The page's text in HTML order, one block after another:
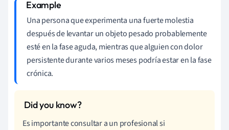
Una persona que experimenta una fuerte molestia
después de levantar un objeto pesado probablemente
esté en la fase aguda, mientras que alguien con dolor
persistente durante varios meses podría estar en la fase
crónica.
Es importante consultar a un profesional si